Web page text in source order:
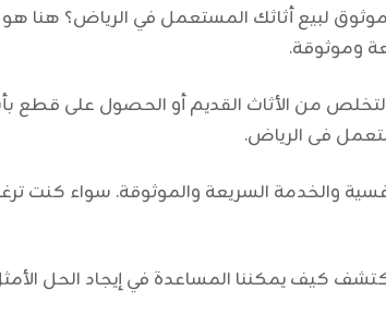
لبيع أثاثك المستعمل في الرياض؟ هنا هو
وموثوقة.
من الأثاث القديم أو الحصول على
فى الرياض.
والخدمة السريعة والموثوقة. سواء كنت
كيف يمكننا المساعدة في إيجاد الحل